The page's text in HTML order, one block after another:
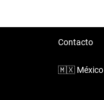
Contacto
🇲🇽 México